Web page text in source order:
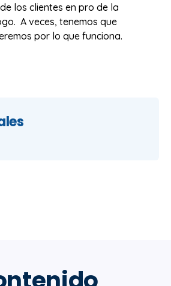
los clientes en pro de la
A veces, tenemos que
por lo que funciona.